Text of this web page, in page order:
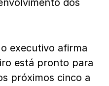
dos
executivo afirma
está pronto para
próximos cinco a